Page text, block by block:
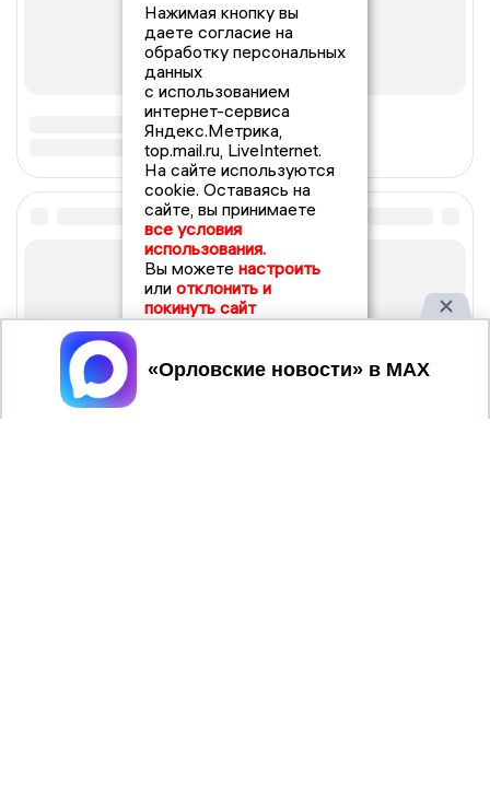
Нажимая кнопку вы
даете согласие на
обработку персональных
данных
с использованием
интернет-сервиса
Яндекс.Метрика,
top.mail.ru, LiveInternet.
На сайте используются
cookie. Оставаясь на
сайте, вы принимаете
все условия
использования.
Вы можете настроить
или отклонить и
покинуть сайт
Принять